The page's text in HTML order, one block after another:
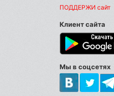
ПОДДЕРЖИ сайт
Клиент сайта
Мы в соцсетях